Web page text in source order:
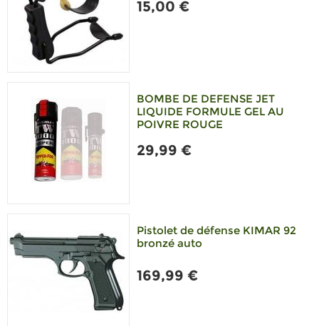
15,00 €
BOMBE DE DEFENSE JET
LIQUIDE FORMULE GEL AU
POIVRE ROUGE
29,99 €
Pistolet de défense KIMAR 92
bronzé auto
169,99 €